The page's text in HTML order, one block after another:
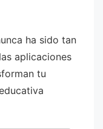
ha sido tan
aplicaciones
tu